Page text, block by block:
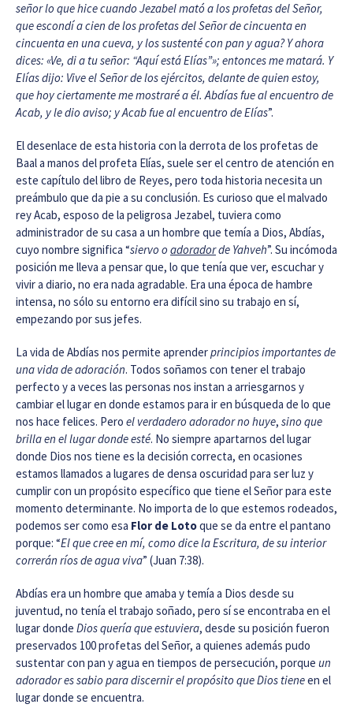
señor lo que hice cuando Jezabel mató a los profetas del Señor,
que escondí a cien de los profetas del Señor de cincuenta en
cincuenta en una cueva, y los sustenté con pan y agua? Y ahora
dices: «Ve, di a tu señor: “Aquí está Elías”»; entonces me matará. Y
Elías dijo: Vive el Señor de los ejércitos, delante de quien estoy,
que hoy ciertamente me mostraréaél. Abdías fue al encuentro de
Acab, y le dio aviso; y Acab fue al encuentro de Elías”.
El desenlace de esta historia con la derrota de los profetas de
Baal a manos del profeta Elías, suele ser el centro de atención en
este capítulo del libro de Reyes, pero toda historia necesita un
preámbulo que da pie a su conclusión. Es curioso que el malvado
rey Acab, esposo de la peligrosa Jezabel, tuviera como
administrador de su casa a un hombre que temía a Dios, Abdías,
cuyo nombre significa “siervo o adoradorde Yahveh”. Su incómoda
posición me lleva a pensar que, lo que tenía que ver, escuchar y
vivir a diario, no era nada agradable. Era una época de hambre
intensa, no sólo su entorno era difícil sino su trabajo en sí,
empezando por sus jefes.
La vida de Abdías nos permite aprenderprincipios importantes de
una vida de adoración. Todos soñamos con tener el trabajo
perfecto y a veces las personas nos instan a arriesgarnos y
cambiar el lugar en donde estamos para ir en búsqueda de lo que
nos hace felices. Pero el verdadero adorador no huye, sino que
brilla en el lugar donde esté. No siempre apartarnos del lugar
donde Dios nos tiene es la decisión correcta, en ocasiones
estamos llamados a lugares de densa oscuridad para ser luz y
cumplir con un propósito específico que tiene el Señor para este
momento determinante. No importa de lo que estemos rodeados,
podemos ser como esa Flor de Lotoque se da entre el pantano
porque: “El que cree en mí, como dice la Escritura, de su interior
correrán ríos de agua viva” (Juan 7:38).
Abdías era un hombre que amaba y temía a Dios desde su
juventud, no tenía el trabajo soñado, pero sí se encontraba en el
lugar donde Dios quería que estuviera, desde su posición fueron
preservados 100 profetas del Señor, a quienes además pudo
sustentar con pan y agua en tiempos de persecución, porque un
adorador es sabio para discernir el propósito que Dios tieneen el
lugar donde se encuentra.